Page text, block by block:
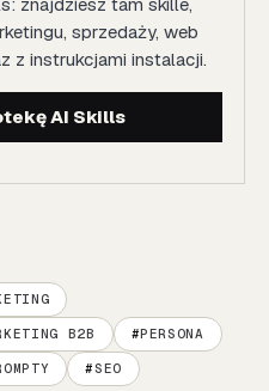
sprzedaży, web
z instrukcjami instalacji.
AI Skills
B2B PERSONA
SEO